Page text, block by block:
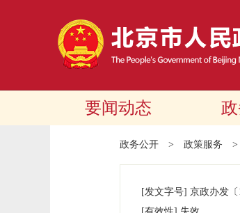
要闻动态
政务公开 > 政策服务
[发文字号] 京政办发